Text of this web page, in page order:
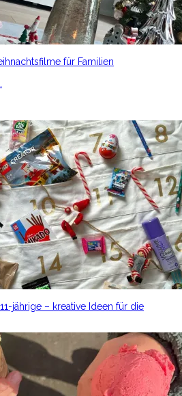
für Familien
jährige – kreative Ideen für die